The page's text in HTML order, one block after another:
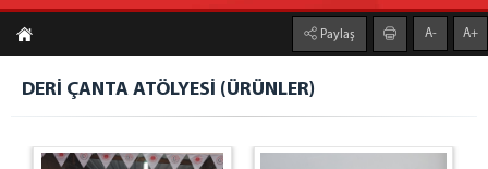
BAŞSAVCILIK
Cumhuriyet Başsavcısı
Paylaş A- A+
DERİ ÇANTA ATÖLYESİ (ÜRÜNLER)